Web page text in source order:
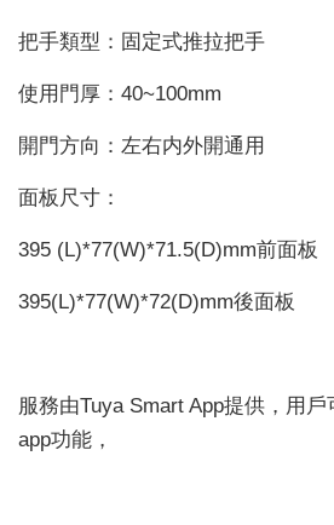
把手類型：固定式推拉把手
使用門厚：40~100mm
開門方向：左右内外開通用
面板尺寸：
395 (L)*77(W)*71.5(D)mm前面板
395(L)*77(W)*72(D)mm後面板
服務由Tuya Smart App提供，用
app功能，